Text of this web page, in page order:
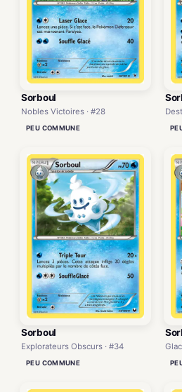
Sorboul
Nobles Victoires · #28
PEU COMMUNE
Sorboul
Explorateurs Obscurs · #34
PEU COMMUNE